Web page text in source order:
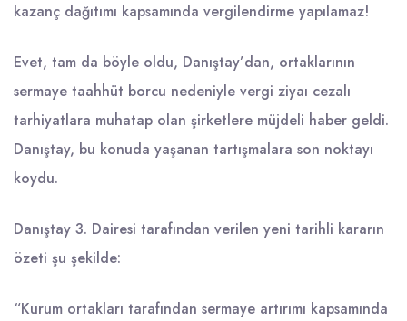
kazanç dağıtımı kapsamında vergilendirme yapılamaz!
Evet, tam da böyle oldu, Danıştay’dan, ortaklarının
sermaye taahhüt borcu nedeniyle vergi ziyaı cezalı
tarhiyatlara muhatap olan şirketlere müjdeli haber geldi.
Danıştay, bu konuda yaşanan tartışmalara son noktayı
koydu.
Danıştay 3. Dairesi tarafından verilen yeni tarihli kararın
özeti şu şekilde:
“Kurum ortakları tarafından sermaye artırımı kapsamında